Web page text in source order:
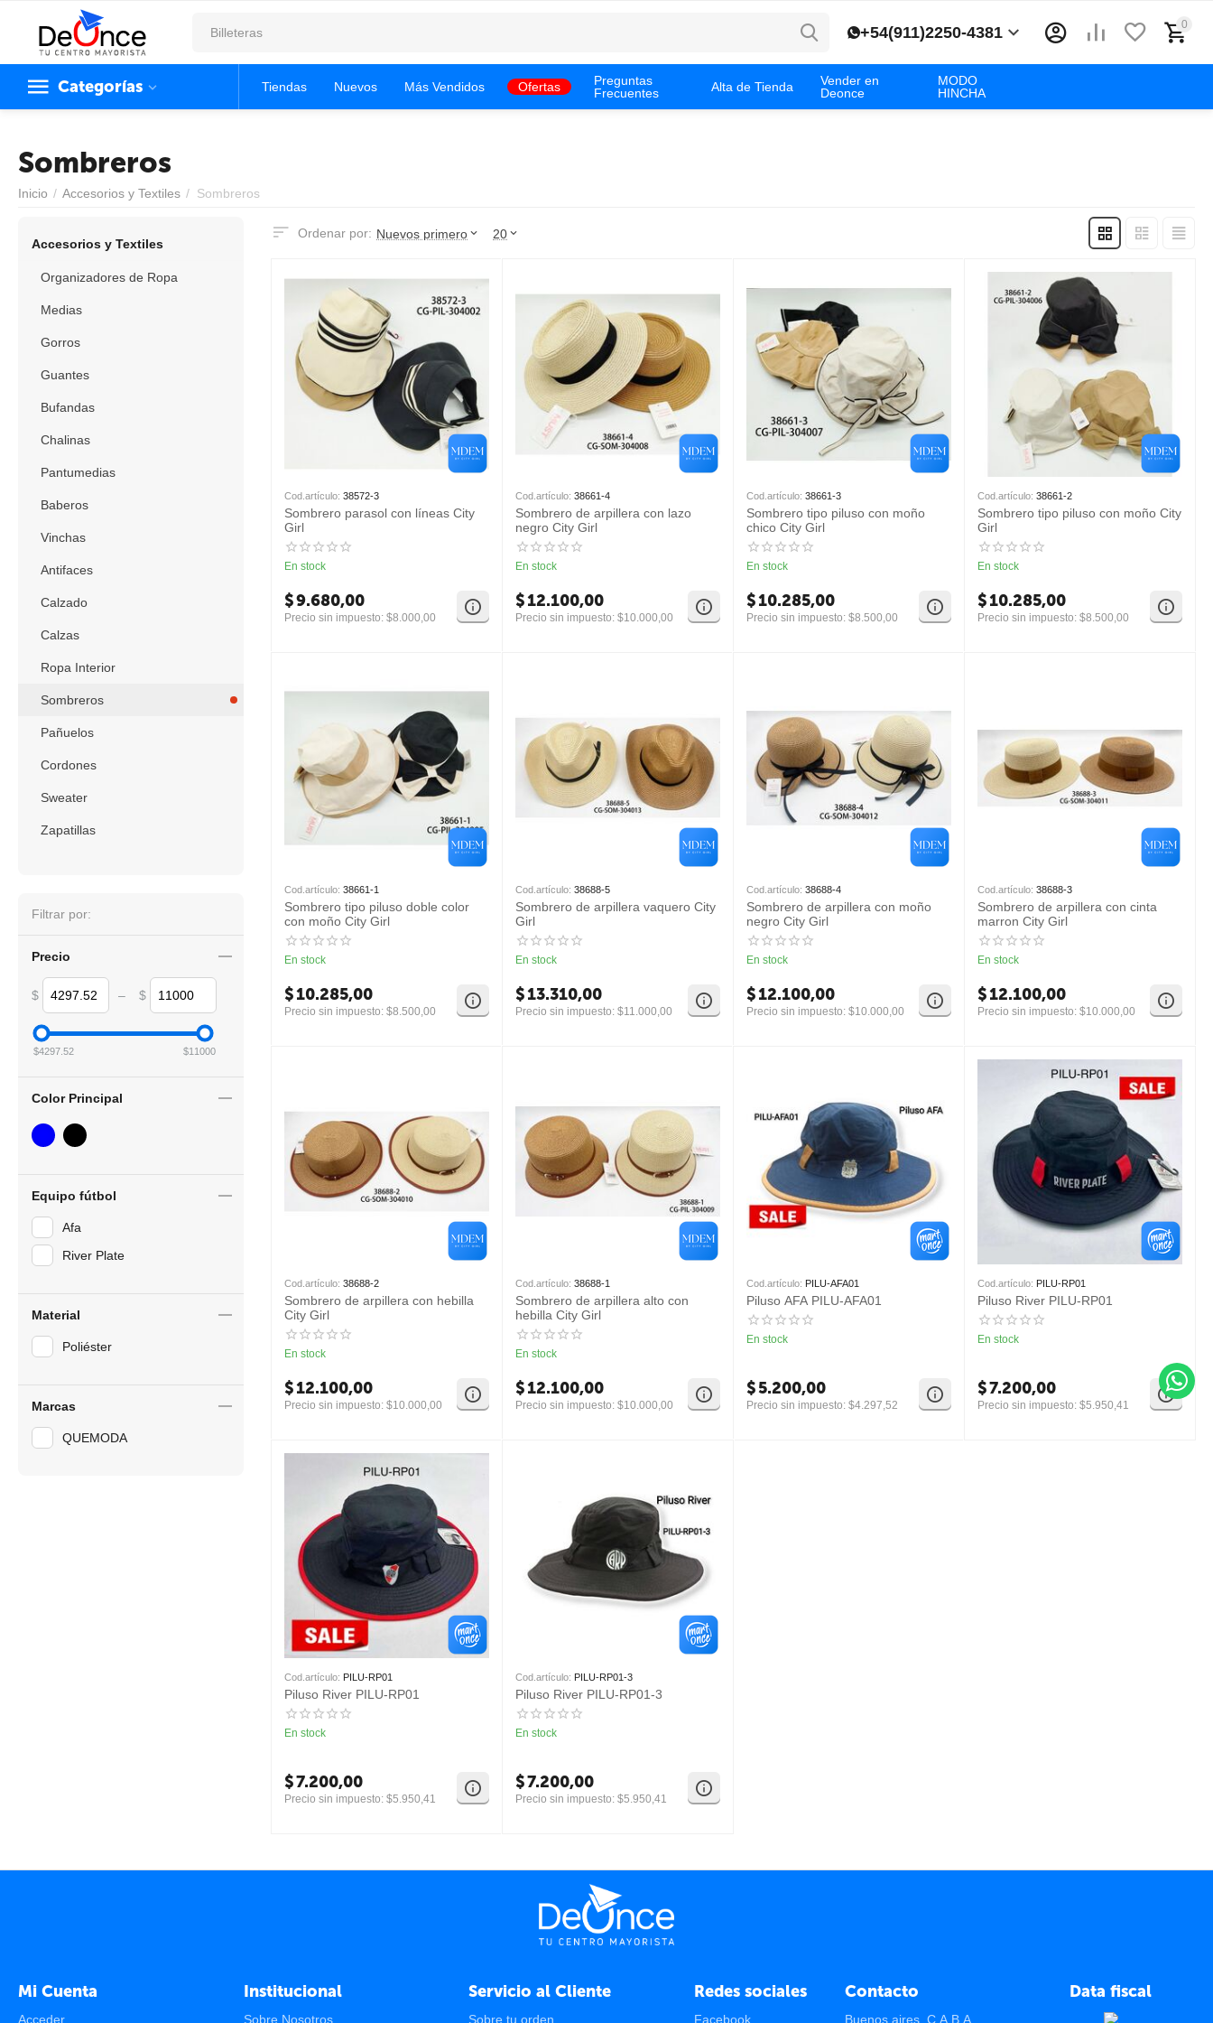
+54(911)2250-4381 0
Categorías Tiendas Nuevos Más Vendidos Ofertas
Preguntas
Frecuentes
Alta de Tienda
Vender en
Deonce
MODO
HINCHA
Sombreros
Inicio / Accesorios y Textiles / Sombreros
Ordenar por: Nuevos primero 20
Cod.artículo: 38572-3
Sombrero parasol con líneas City
Girl
En stock
$9.680,00
Precio sin impuesto: $8.000,00
Cod.artículo: 38661-4
Sombrero de arpillera con lazo
negro City Girl
En stock
$12.100,00
Precio sin impuesto: $10.000,00
Cod.artículo: 38661-3
Sombrero tipo piluso con moño
chico City Girl
En stock
$10.285,00
Precio sin impuesto: $8.500,00
Cod.artículo: 38661-2
Sombrero tipo piluso con moño City
Girl
En stock
$10.285,00
Precio sin impuesto: $8.500,00
Cod.artículo: 38661-1
Sombrero tipo piluso doble color
con moño City Girl
En stock
$10.285,00
Precio sin impuesto: $8.500,00
Cod.artículo: 38688-5
Sombrero de arpillera vaquero City
Girl
En stock
$13.310,00
Precio sin impuesto: $11.000,00
Cod.artículo: 38688-4
Sombrero de arpillera con moño
negro City Girl
En stock
$12.100,00
Precio sin impuesto: $10.000,00
Cod.artículo: 38688-3
Sombrero de arpillera con cinta
marron City Girl
En stock
$12.100,00
Precio sin impuesto: $10.000,00
Cod.artículo: 38688-2
Sombrero de arpillera con hebilla
City Girl
En stock
$12.100,00
Precio sin impuesto: $10.000,00
Cod.artículo: 38688-1
Sombrero de arpillera alto con
hebilla City Girl
En stock
$12.100,00
Precio sin impuesto: $10.000,00
Cod.artículo: PILU-AFA01
Piluso AFA PILU-AFA01
En stock
$5.200,00
Precio sin impuesto: $4.297,52
Cod.artículo: PILU-RP01
Piluso River PILU-RP01
En stock
$7.200,00
Precio sin impuesto: $5.950,41
Cod.artículo: PILU-RP01
Piluso River PILU-RP01
En stock
$7.200,00
Precio sin impuesto: $5.950,41
Cod.artículo: PILU-RP01-3
Piluso River PILU-RP01-3
En stock
$7.200,00
Precio sin impuesto: $5.950,41
Accesorios y Textiles
Organizadores de Ropa
Medias
Gorros
Guantes
Bufandas
Chalinas
Pantumedias
Baberos
Vinchas
Antifaces
Calzado
Calzas
Ropa Interior
Sombreros
Pañuelos
Cordones
Sweater
Zapatillas
Filtrar por:
Precio
$ – $
$4297.52 $11000
Color Principal
Equipo fútbol
Afa
River Plate
Material
Poliéster
Marcas
QUEMODA
Mi Cuenta
Acceder
Institucional
Sobre Nosotros
Servicio al Cliente
Sobre tu orden
Redes sociales
Facebook
Contacto
Buenos aires, C.A.B.A
Data fiscal